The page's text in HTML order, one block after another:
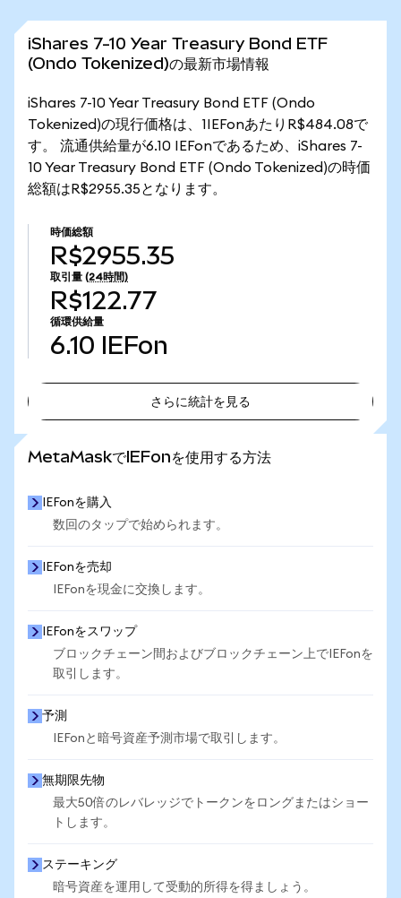
iShares 7-10 Year Treasury Bond ETF
(Ondo Tokenized)の最新市場情報
iShares 7-10 Year Treasury Bond ETF (Ondo
Tokenized)の現行価格は、1IEFonあたりR$484.08で
す。 流通供給量が6.10 IEFonであるため、iShares 7-
10 Year Treasury Bond ETF (Ondo Tokenized)の時価
総額はR$2955.35となります。
時価総額
R$2955.35
取引量 (24時間)
R$122.77
循環供給量
6.10 IEFon
さらに統計を見る
MetaMaskでIEFonを使用する方法
IEFonを購入
数回のタップで始められます。
IEFonを売却
IEFonを現金に交換します。
IEFonをスワップ
ブロックチェーン間およびブロックチェーン上でIEFonを
取引します。
予測
IEFonと暗号資産予測市場で取引します。
無期限先物
最大50倍のレバレッジでトークンをロングまたはショー
トします。
ステーキング
暗号資産を運用して受動的所得を得ましょう。